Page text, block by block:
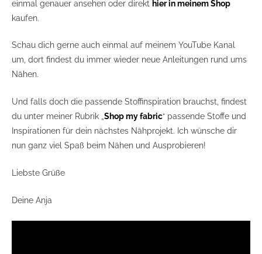
einmal genauer ansehen oder direkt hier in meinem Shop
kaufen.
Schau dich gerne auch einmal auf meinem YouTube Kanal
um, dort findest du immer wieder neue Anleitungen rund ums
Nähen.
Und falls doch die passende Stoffinspiration brauchst, findest
du unter meiner Rubrik „Shop my fabric“ passende Stoffe und
Inspirationen für dein nächstes Nähprojekt. Ich wünsche dir
nun ganz viel Spaß beim Nähen und Ausprobieren!
Liebste Grüße
Deine Anja